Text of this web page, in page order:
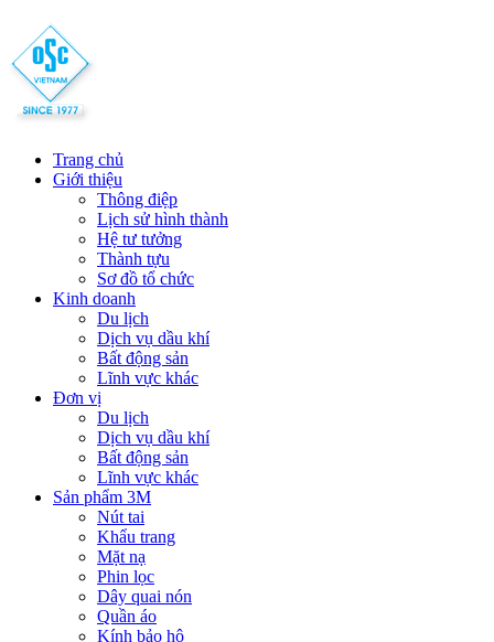
Trang chủ
Giới thiệu
Thông điệp
Lịch sử hình thành
Hệ tư tưởng
Thành tựu
Sơ đồ tổ chức
Kinh doanh
Du lịch
Dịch vụ dầu khí
Bất động sản
Lĩnh vực khác
Đơn vị
Du lịch
Dịch vụ dầu khí
Bất động sản
Lĩnh vực khác
Sản phẩm 3M
Nút tai
Khẩu trang
Mặt nạ
Phin lọc
Dây quai nón
Quần áo
Kính bảo hộ